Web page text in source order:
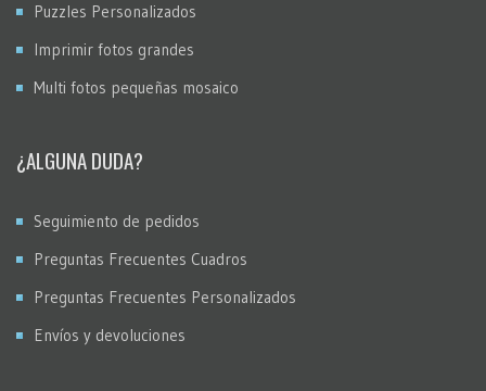
Puzzles Personalizados
Imprimir fotos grandes
Multi fotos pequeñas mosaico
¿ALGUNA DUDA?
Seguimiento de pedidos
Preguntas Frecuentes Cuadros
Preguntas Frecuentes Personalizados
Envíos y devoluciones